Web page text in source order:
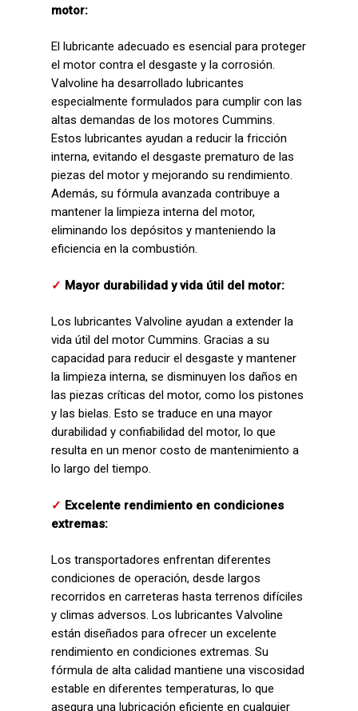
motor:
El lubricante adecuado es esencial para proteger
el motor contra el desgaste y la corrosión.
Valvoline ha desarrollado lubricantes
especialmente formulados para cumplir con las
altas demandas de los motores Cummins.
Estos lubricantes ayudan a reducir la fricción
interna, evitando el desgaste prematuro de las
piezas del motor y mejorando su rendimiento.
Además, su fórmula avanzada contribuye a
mantener la limpieza interna del motor,
eliminando los depósitos y manteniendo la
eficiencia en la combustión.
✓ Mayor durabilidad y vida útil del motor:
Los lubricantes Valvoline ayudan a extender la
vida útil del motor Cummins. Gracias a su
capacidad para reducir el desgaste y mantener
la limpieza interna, se disminuyen los daños en
las piezas críticas del motor, como los pistones
y las bielas. Esto se traduce en una mayor
durabilidad y confiabilidad del motor, lo que
resulta en un menor costo de mantenimiento a
lo largo del tiempo.
✓ Excelente rendimiento en condiciones
extremas:
Los transportadores enfrentan diferentes
condiciones de operación, desde largos
recorridos en carreteras hasta terrenos difíciles
y climas adversos. Los lubricantes Valvoline
están diseñados para ofrecer un excelente
rendimiento en condiciones extremas. Su
fórmula de alta calidad mantiene una viscosidad
estable en diferentes temperaturas, lo que
asegura una lubricación eficiente en cualquier